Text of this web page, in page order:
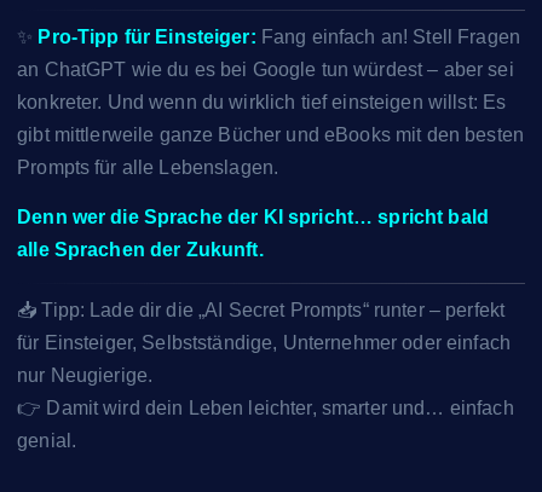
✨ Pro-Tipp für Einsteiger: Fang einfach an! Stell Fragen
an ChatGPT wie du es bei Google tun würdest – aber sei
konkreter. Und wenn du wirklich tief einsteigen willst: Es
gibt mittlerweile ganze Bücher und eBooks mit den besten
Prompts für alle Lebenslagen.
Denn wer die Sprache der KI spricht… spricht bald
alle Sprachen der Zukunft.
📥 Tipp: Lade dir die „AI Secret Prompts“ runter – perfekt
für Einsteiger, Selbstständige, Unternehmer oder einfach
nur Neugierige.
👉 Damit wird dein Leben leichter, smarter und… einfach
genial.